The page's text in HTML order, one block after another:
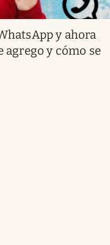
y ahora
agrego y cómo se